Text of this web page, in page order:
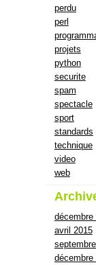
perdu
perl
projets
python
securite
spam
spectacle
sport
standards
technique
video
web
décembre
avril 2015
décembre